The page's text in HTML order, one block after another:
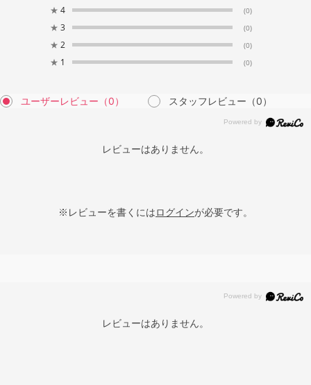
★ 4 (0)
★ 3 (0)
★ 2 (0)
★ 1 (0)
ユーザーレビュー （0） スタッフレビュー （0）
レビューはありません。
※レビューを書くにはログインが必要です。
レビューはありません。